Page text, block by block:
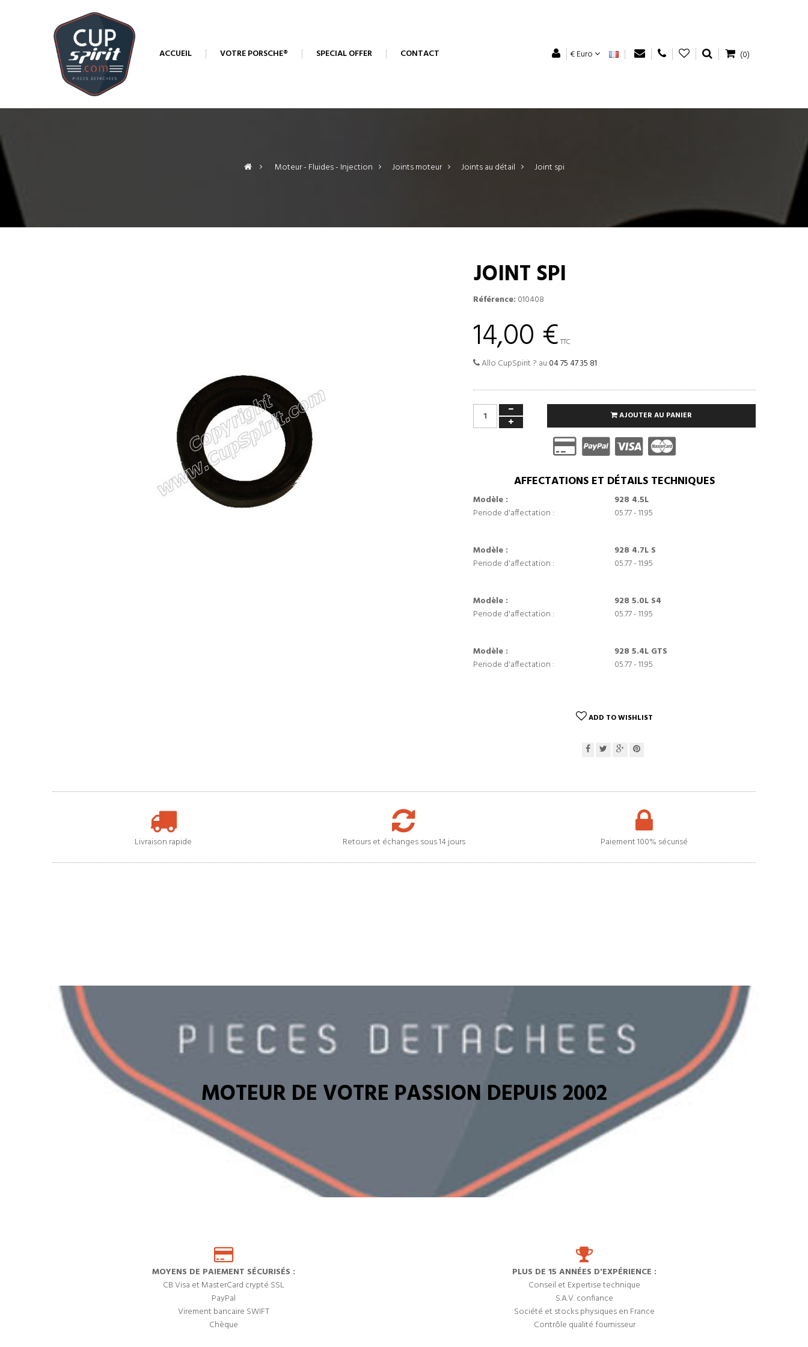
ACCUEIL VOTRE PORSCHE® SPECIAL OFFER CONTACT € Euro (0)
> Moteur - Fluides - Injection > Joints moteur > Joints au détail > Joint spi
JOINT SPI
Référence: 010408
14,00 € TTC
Allo CupSpirit ? au 04 75 47 35 81
AJOUTER AU PANIER
AFFECTATIONS ET DÉTAILS TECHNIQUES
Modèle :
928 4.5L
Periode d'affectation :
05.77 - 11.95
Modèle :
928 4.7L S
Periode d'affectation :
05.77 - 11.95
Modèle :
928 5.0L S4
Periode d'affectation :
05.77 - 11.95
Modèle :
928 5.4L GTS
Periode d'affectation :
05.77 - 11.95
ADD TO WISHLIST
Livraison rapide Retours et échanges sous 14 jours Paiement 100% sécurisé
MOTEUR DE VOTRE PASSION DEPUIS 2002
MOYENS DE PAIEMENT SÉCURISÉS :
CB Visa et MasterCard crypté SSL
PayPal
Virement bancaire SWIFT
Chèque
PLUS DE 15 ANNÉES D'EXPÉRIENCE :
Conseil et Expertise technique
S.A.V. confiance
Société et stocks physiques en France
Contrôle qualité fournisseur